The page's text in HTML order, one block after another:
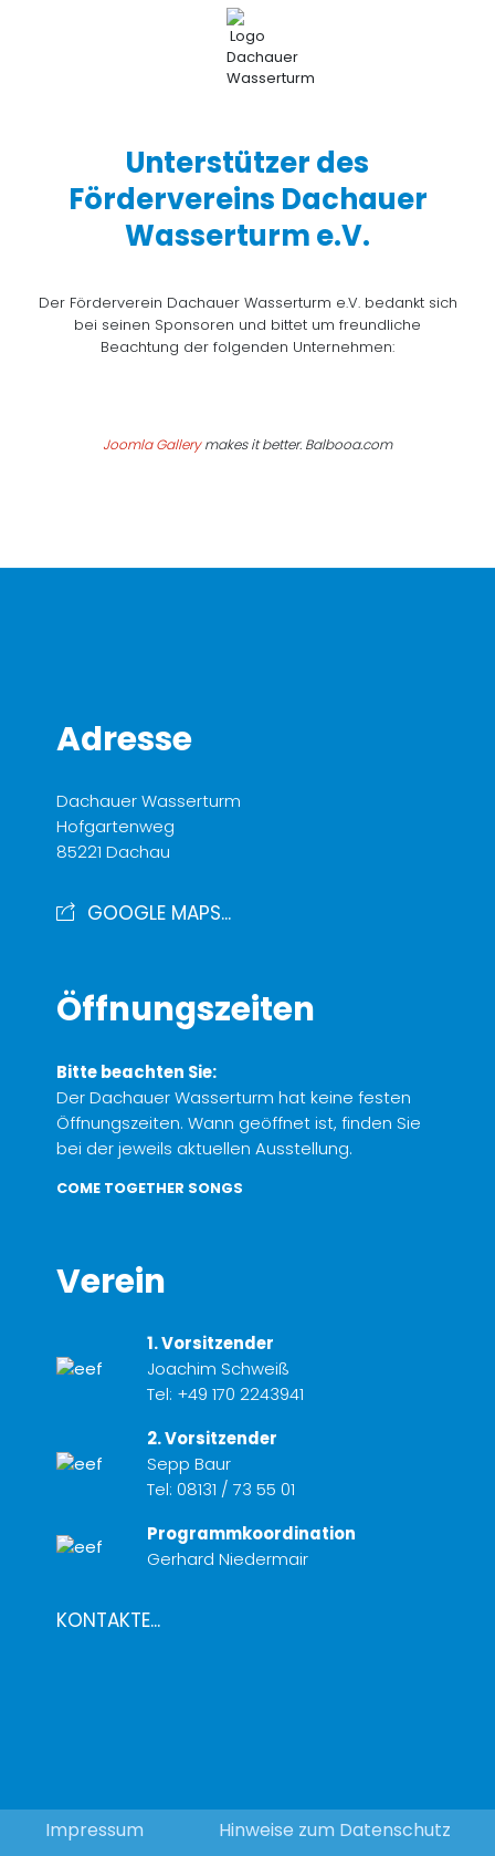
Unterstützer des
Fördervereins Dachauer
Wasserturm e.V.
Der Förderverein Dachauer Wasserturm e.V. bedankt sich
bei seinen Sponsoren und bittet um freundliche
Beachtung der folgenden Unternehmen:
Joomla Gallerymakes it better. Balbooa.com
Adresse
Dachauer Wasserturm
Hofgartenweg
85221 Dachau
GOOGLE MAPS...
Öffnungszeiten
Bitte beachten Sie:
Der Dachauer Wasserturm hat keine festen
Öffnungszeiten. Wann geöffnet ist, finden Sie
bei der jeweils aktuellen Ausstellung.
COME TOGETHER SONGS
Verein
1. Vorsitzender
Joachim Schweiß
Tel: +49 170 2243941
2. Vorsitzender
Sepp Baur
Tel: 08131 / 73 55 01
Programmkoordination
Gerhard Niedermair
KONTAKTE...
Impressum Hinweise zum Datenschutz